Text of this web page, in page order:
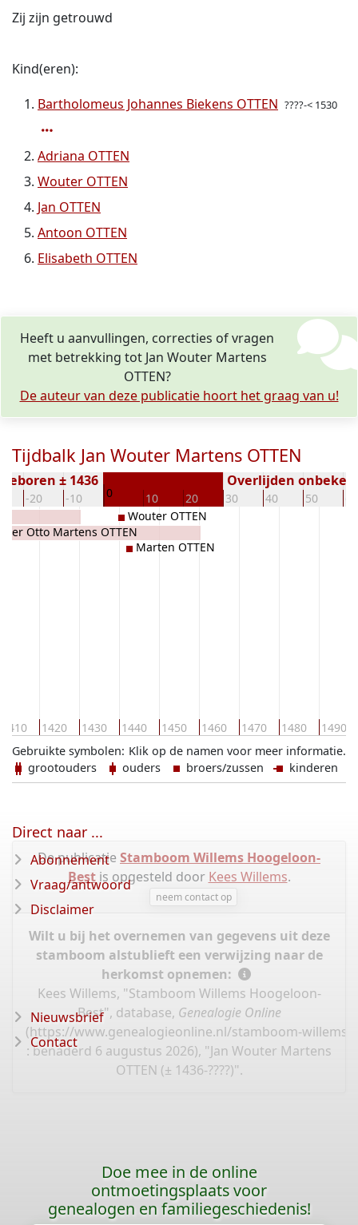
Zij zijn getrouwd
Kind(eren):
Bartholomeus Johannes Biekens OTTEN ????-< 1530
Adriana OTTEN
Wouter OTTEN
Jan OTTEN
Antoon OTTEN
Elisabeth OTTEN
Heeft u aanvullingen, correcties of vragen
met betrekking tot Jan Wouter Martens
OTTEN?
De auteur van deze publicatie hoort het graag van u!
Tijdbalk Jan Wouter Martens OTTEN
-20 -10 0 10 20 30 40 50
Geboren ± 1436 Overlijden
1410 1420 1430 1440 1450 1460 1470 1480 1490
Otto Martens OTTEN
Wouter OTTEN
Marten OTTEN
Klik op de namen voor meer informatie.
Gebruikte symbolen:
grootouders
ouders broers/zussen kinderen
De publicatie Stamboom Willems Hoogeloon-
Bestis opgesteld door Kees Willems.
neem contact op
Wilt u bij het overnemen van gegevens uit deze
stamboom alstublieft een verwijzing naar de
herkomst opnemen:
Kees Willems, "Stamboom Willems Hoogeloon-
Best", database, Genealogie Online
(https://www.genealogieonline.nl/stamboom-willems-
: benaderd 6 augustus 2026), "Jan Wouter Martens
OTTEN (± 1436-????)".
Direct naar ...
Abonnement
Vraag/antwoord
Disclaimer
Nieuwsbrief
Contact
Doe mee in de online
ontmoetingsplaats voor
genealogen en familiegeschiedenis!